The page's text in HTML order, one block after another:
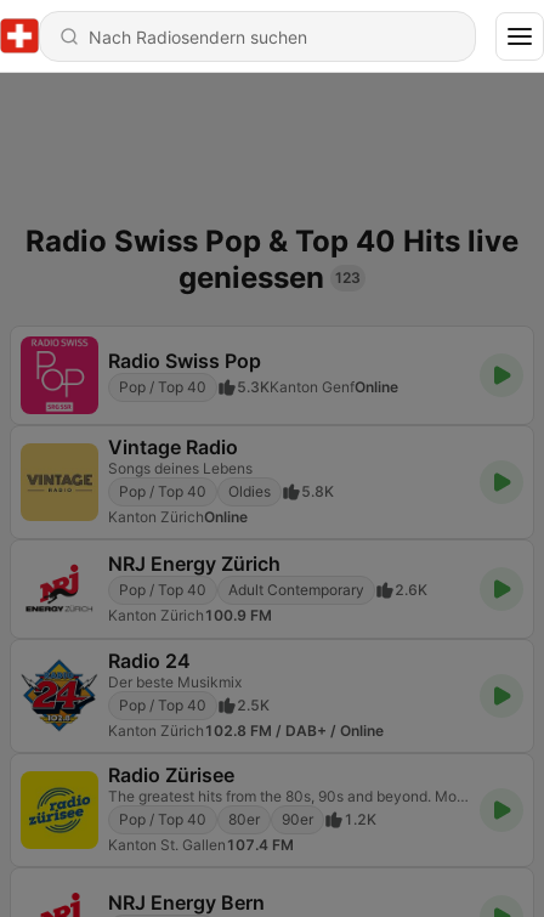
Radio Swiss Pop & Top 40 Hits live
geniessen
123
Radio Swiss Pop
Pop / Top 40 5.3KKanton GenfOnline
Vintage Radio
Songs deines Lebens
Pop / Top 40
Oldies
5.8K
Kanton ZürichOnline
NRJ Energy Zürich
Pop / Top 40 Adult Contemporary
2.6K
Kanton Zürich 100.9 FM
Radio 24
Der beste Musikmix
Pop / Top 40
2.5K
Kanton Zürich 102.8 FM / DAB+ / Online
Radio Zürisee
The greatest hits from the 80s, 90s and beyond. More music, more variety, all day long.
Pop / Top 40
80er 90er
1.2K
Kanton St. Gallen 107.4 FM
NRJ Energy Bern